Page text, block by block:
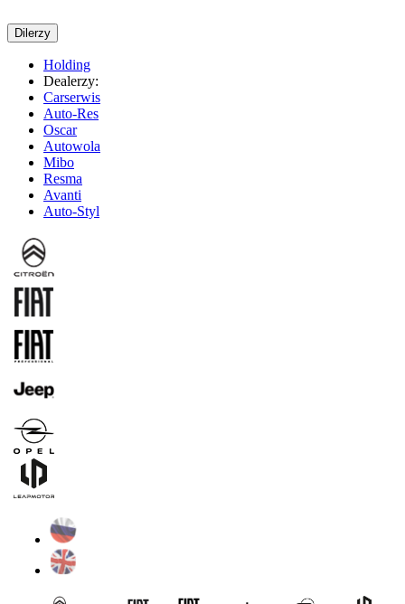
Dilerzy
Holding
Dealerzy:
Carserwis
Auto-Res
Oscar
Autowola
Mibo
Resma
Avanti
Auto-Styl